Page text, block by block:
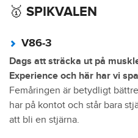
🥇 SPIKVALEN
V86-3
Dags att sträcka ut på
Experience och här har vi
Femåringen är betydligt
har på kontot och står bara
att bli en stjärna.